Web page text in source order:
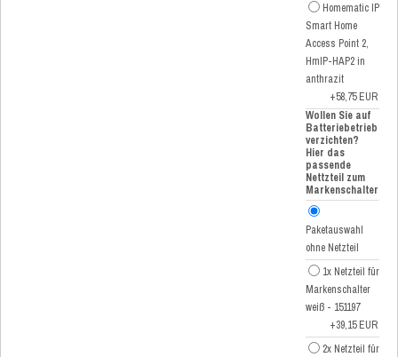
Homematic IP
Smart Home
Access Point 2,
HmIP-HAP2 in
anthrazit
+58,75 EUR
Wollen Sie auf
Batteriebetrieb
verzichten?
Hier das
passende
Nettzteil zum
Markenschalter
Paketauswahl
ohne Netzteil
1x Netzteil für
Markenschalter
weiß - 151197
+39,15 EUR
2x Netzteil für